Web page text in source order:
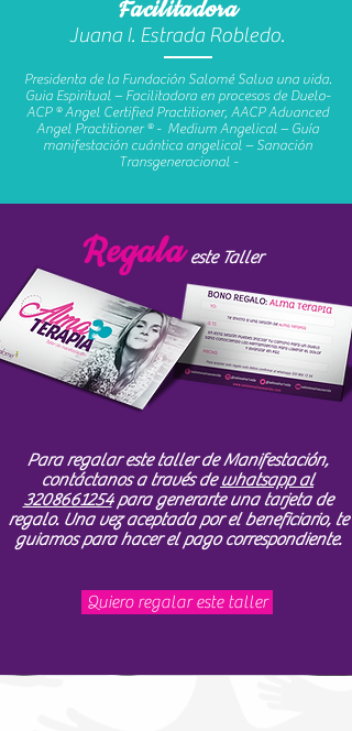
Juana I. Estrada Robledo.
Facilitadora
Presidenta de la Fundación Salomé Salva una vida.
Guia Espiritual – Facilitadora en procesos de Duelo-
ACP ® Angel Certified Practitioner, AACP Advanced
Angel Practitioner ® - Medium Angelical – Guía
manifestación cuántica angelical – Sanación
Transgeneracional -
Regala este Taller
Para regalar este taller de Manifestación,
contáctanos a través dewhatsapp al
3208661254para generarte una tarjeta de
regalo. Una vez aceptada por el beneficiario, te
guiamos para hacer el pago correspondiente.
Quiero regalar este taller